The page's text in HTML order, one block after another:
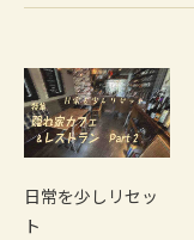
日常を少しリセッ
ト